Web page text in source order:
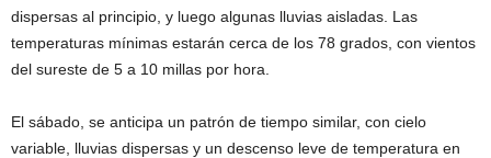
dispersas al principio, y luego algunas lluvias aisladas. Las
temperaturas mínimas estarán cerca de los 78 grados, con vientos
del sureste de 5 a 10 millas por hora.
El sábado, se anticipa un patrón de tiempo similar, con cielo
variable, lluvias dispersas y un descenso leve de temperatura en